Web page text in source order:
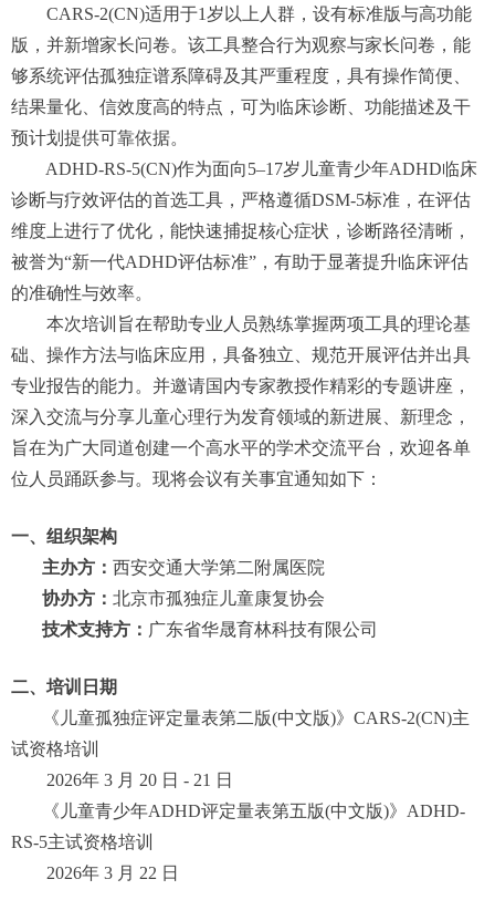
CARS-2(CN)适用于1岁以上人群，设有标准版与高功能
版，并新增家长问卷。该工具整合行为观察与家长问卷，能
够系统评估孤独症谱系障碍及其严重程度，具有操作简便、
结果量化、信效度高的特点，可为临床诊断、功能描述及干
预计划提供可靠依据。
ADHD-RS-5(CN)作为面向5–17岁儿童青少年ADHD临床
诊断与疗效评估的首选工具，严格遵循DSM-5标准，在评估
维度上进行了优化，能快速捕捉核心症状，诊断路径清晰，
被誉为“新一代ADHD评估标准”，有助于显著提升临床评估
的准确性与效率。
本次培训旨在帮助专业人员熟练掌握两项工具的理论基
础、操作方法与临床应用，具备独立、规范开展评估并出具
专业报告的能力。并邀请国内专家教授作精彩的专题讲座，
深入交流与分享儿童心理行为发育领域的新进展、新理念，
旨在为广大同道创建一个高水平的学术交流平台，欢迎各单
位人员踊跃参与。现将会议有关事宜通知如下：
一、组织架构
主办方： 西安交通大学第二附属医院
协办方： 北京市孤独症儿童康复协会
技术支持方： 广东省华晟育林科技有限公司
二、培训日期
《儿童孤独症评定量表第二版(中文版)》CARS-2(CN)主
试资格培训
2026年 3 月 20 日 - 21 日
《儿童青少年ADHD评定量表第五版(中文版)》ADHD-
RS-5主试资格培训
2026年 3 月 22 日